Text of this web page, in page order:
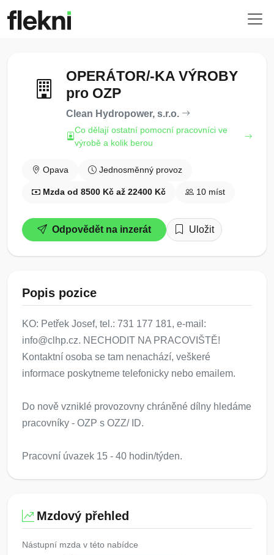
OPERÁTOR/-KA VÝROBY
pro OZP
Clean Hydropower, s.r.o.
Co dělají ostatní pomocní pracovníci ve
výrobě a kolik berou
Opava Jednosměnný provoz
Mzda od 8500 Kč až 22400 Kč 10 míst
Odpovědět na inzerát Uložit
Popis pozice
KO: Petřek Josef, tel.: 731 177 181, e-mail:
info@clhp.cz. NECHODIT NA PRACOVIŠTĚ!
Kontaktní osoba se tam nenachází, veškeré
informace poskytneme telefonicky nebo emailem.
Do nově vzniklé provozovny chráněné dílny hledáme
pracovníky - OZP s OZZ/ ID.
Pracovní úvazek 15 - 40 hodin/týden.
Mzdový přehled
Nástupní mzda v této nabídce